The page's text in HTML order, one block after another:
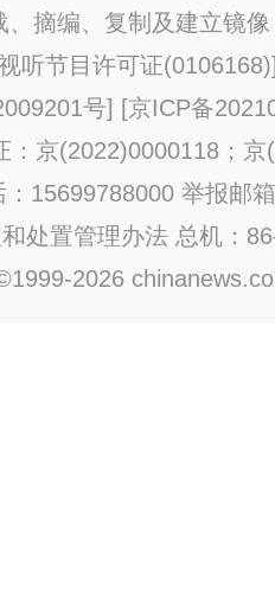
、摘编、复制及建立镜
听节目许可证(0106168)
号] [京ICP备
：京(2022)0000118；京
15699788000 举报邮
处置管理办法 总机：
2026